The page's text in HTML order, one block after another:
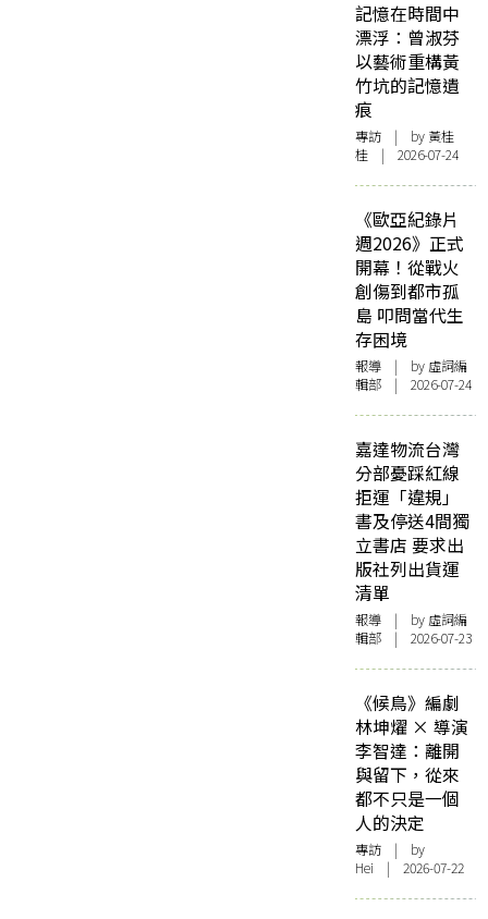
記憶在時間中
漂浮：曾淑芬
以藝術重構黃
竹坑的記憶遺
痕
專訪 | by 黃桂
桂 | 2026-07-24
《歐亞紀錄片
週2026》正式
開幕！從戰火
創傷到都市孤
島 叩問當代生
存困境
報導 | by 虛詞編
輯部 | 2026-07-24
嘉達物流台灣
分部憂踩紅線
拒運「違規」
書及停送4間獨
立書店 要求出
版社列出貨運
清單
報導 | by 虛詞編
輯部 | 2026-07-23
《候鳥》編劇
林坤燿 × 導演
李智達：離開
與留下，從來
都不只是一個
人的決定
專訪 | by
Hei | 2026-07-22